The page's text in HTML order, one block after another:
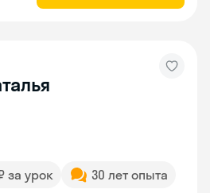
за урок
30 лет опыта